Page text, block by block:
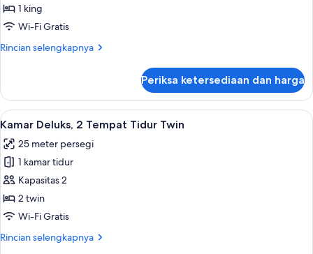
Deluks,
1
Tidur
1 king
Wi-Fi Gratis
Rincian selengkapnya
Rincian
Kamar
Deluks,
1
Tidur
King
Periksa ketersediaan dan harga
Lihat
semua
foto
untuk
Kamar
Deluks,
2
Tidur
Seprai premium, brankas, meja
5
Kamar Deluks, 2 Tempat Tidur Twin
25 meter persegi
1 kamar tidur
Kapasitas 2
2 twin
Wi-Fi Gratis
Rincian selengkapnya
Rincian